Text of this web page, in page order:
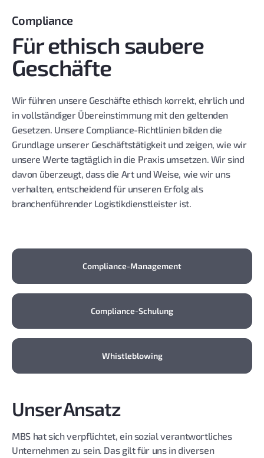
Compliance
Für ethisch saubere
Geschäfte
Wir führen unsere Geschäfte ethisch korrekt, ehrlich und
in vollständiger Übereinstimmung mit den geltenden
Gesetzen. Unsere Compliance-Richtlinien bilden die
Grundlage unserer Geschäftstätigkeit und zeigen, wie wir
unsere Werte tagtäglich in die Praxis umsetzen. Wir sind
davon überzeugt, dass die Art und Weise, wie wir uns
verhalten, entscheidend für unseren Erfolg als
branchenführender Logistikdienstleister ist.
Compliance-Management
Compliance-Schulung
Whistleblowing
Unser Ansatz
MBS hat sich verpflichtet, ein sozial verantwortliches
Unternehmen zu sein. Das gilt für uns in diversen